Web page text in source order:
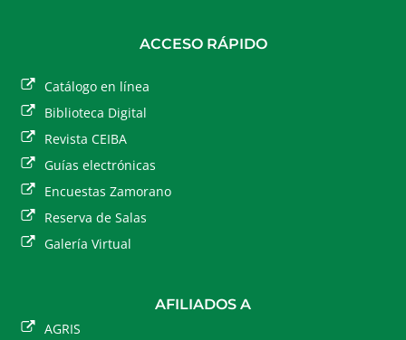
ACCESO RÁPIDO
Catálogo en línea
Biblioteca Digital
Revista CEIBA
Guías electrónicas
Encuestas Zamorano
Reserva de Salas
Galería Virtual
AFILIADOS A
AGRIS